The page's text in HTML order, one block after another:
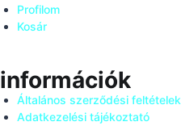
Profilom
Kosár
információk
Általános szerződési feltételek
Adatkezelési tájékoztató